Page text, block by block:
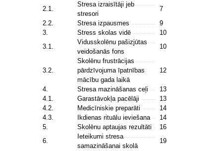
2.1.
Stresa izraisītāji jeb
stresori
7
2.2.
Stresa izpausmes
9
3.
Stress skolas vidē
10
3.1.
Vidusskolēnu pašizjūtas
veidošanās fons
10
3.2.
Skolēnu frustrācijas
pārdzīvojuma īpatnības
mācību gada laikā
12
4. Stresa mazināšanas ceļi
13
4.1.
Garastāvokļa pacēlāji
13
4.2.
Medicīniskie preparāti
14
4.3.
Ikdienas rituālu ieviešana
14
5.
Skolēnu aptaujas rezultāti
16
6.
Ieteikumi stresa
samazināšanai skolā
19